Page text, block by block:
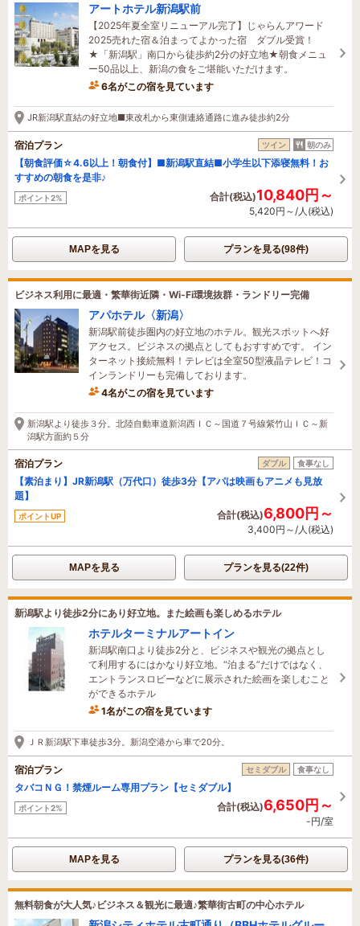
アートホテル新潟駅前
【2025年夏全室リニューアル完了】じゃらんアワード
2025売れた宿＆泊まってよかった宿 ダブル受賞！
★「新潟駅」南口から徒歩約2分の好立地★朝食メニュ
ー50品以上、新潟の食をご堪能いただけます。
6名がこの宿を見ています
たった今予約されました
JR新潟駅直結の好立地■東改札から東側連絡通路に進み徒歩約2分
宿泊プラン ツイン 朝のみ
【朝食評価☆4.6以上！朝食付】■新潟駅直結■小学生以下添寝無料！お
すすめの朝食を是非♪
ポイント2% 合計(税込)10,840円～
5,420円～/人(税込)
MAPを見る プランを見る(98件)
ビジネス利用に最適・繁華街近隣・Wi-Fi環境抜群・ランドリー完備
アパホテル〈新潟〉
新潟駅前徒歩圏内の好立地のホテル。観光スポットへ好
アクセス。ビジネスの拠点としてもおすすめです。 イン
ターネット接続無料！テレビは全室50型液晶テレビ！コ
インランドリーも完備しております。
4名がこの宿を見ています
たった今予約されました
新潟駅より徒歩３分。北陸自動車道新潟西ＩＣ～国道７号線紫竹山ＩＣ～新
潟駅方面約５分
宿泊プラン ダブル 食事なし
【素泊まり】JR新潟駅（万代口）徒歩3分【アパは映画もアニメも見放
題】
ポイントUP 合計(税込)6,800円～
3,400円～/人(税込)
MAPを見る プランを見る(22件)
新潟駅より徒歩2分にあり好立地。また絵画も楽しめるホテル
ホテルターミナルアートイン
新潟駅南口より徒歩2分と、ビジネスや観光の拠点とし
て利用するにはかなり好立地。“泊まる”だけではなく、
エントランスロビーなどに展示された絵画を楽しむこと
ができるホテル
1名がこの宿を見ています
9時間前に予約されました
ＪＲ新潟駅下車徒歩3分。新潟空港から車で20分。
宿泊プラン セミダブル 食事なし
タバコＮＧ！禁煙ルーム専用プラン【セミダブル】
ポイント2% 合計(税込)6,650円～
-円/室
MAPを見る プランを見る(36件)
無料朝食が大人気♪ビジネス＆観光に最適♪繁華街古町の中心ホテル